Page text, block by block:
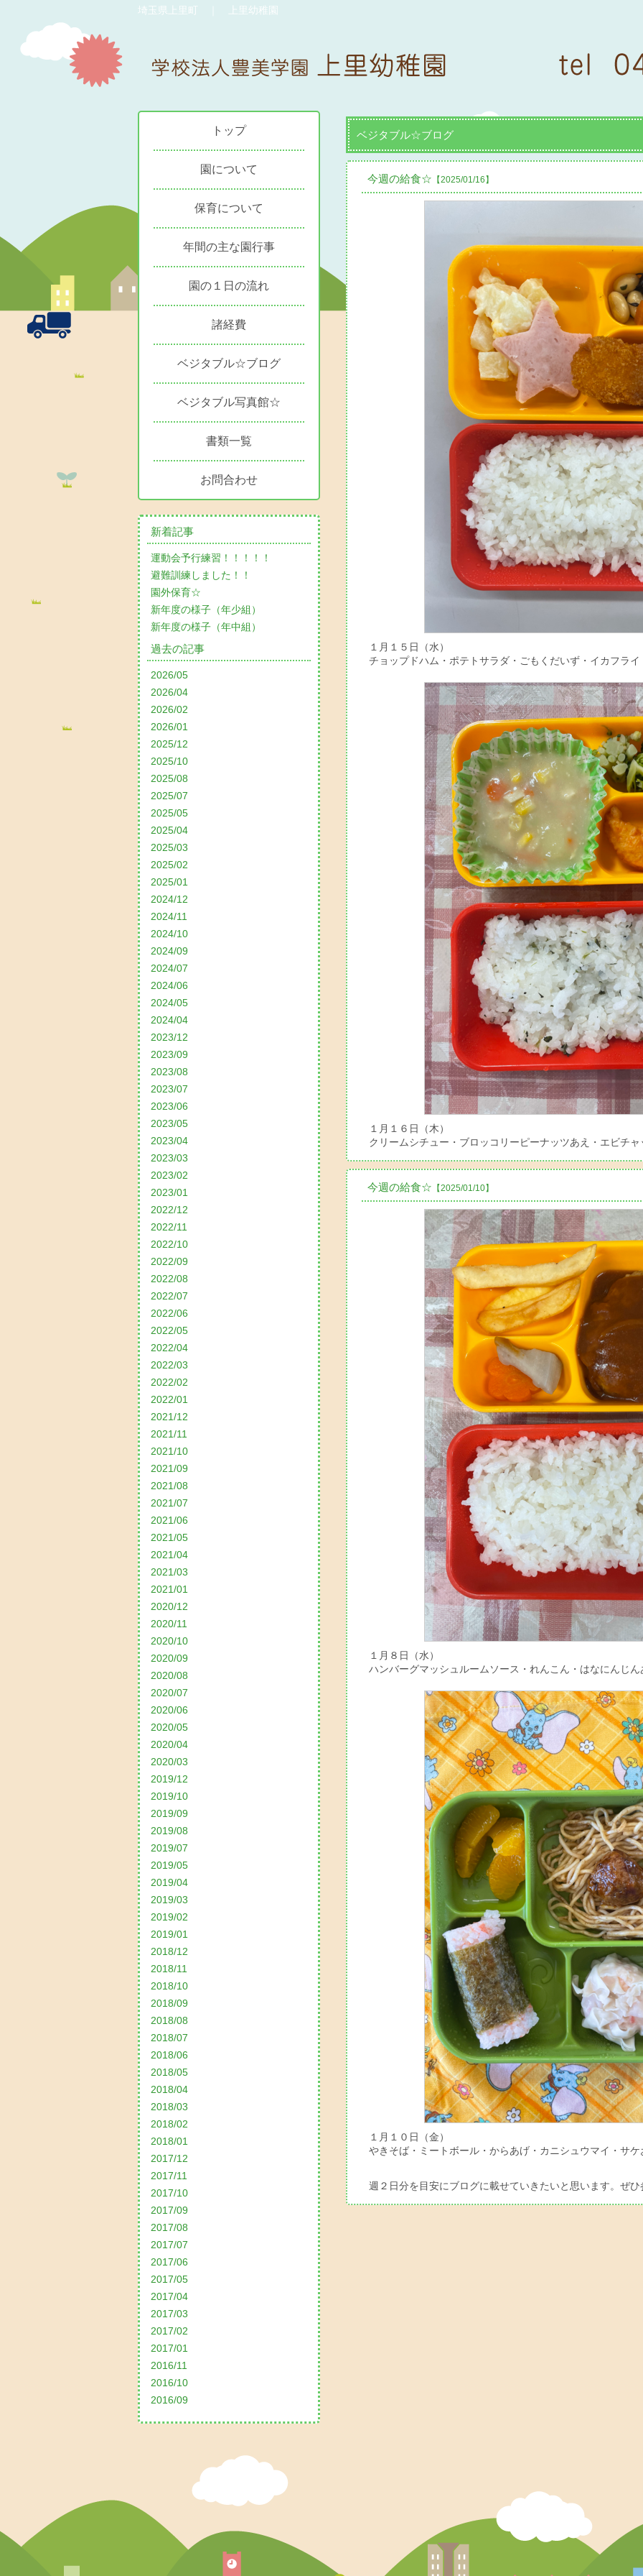
埼玉県上里町 ｜ 上里幼稚園
トップ
園について
保育について
年間の主な園行事
園の１日の流れ
諸経費
ベジタブル☆ブログ
ベジタブル写真館☆
書類一覧
お問合わせ
新着記事
運動会予行練習！！！！！
避難訓練しました！！
園外保育☆
新年度の様子（年少組）
新年度の様子（年中組）
過去の記事
2026/05
2026/04
2026/02
2026/01
2025/12
2025/10
2025/08
2025/07
2025/05
2025/04
2025/03
2025/02
2025/01
2024/12
2024/11
2024/10
2024/09
2024/07
2024/06
2024/05
2024/04
2023/12
2023/09
2023/08
2023/07
2023/06
2023/05
2023/04
2023/03
2023/02
2023/01
2022/12
2022/11
2022/10
2022/09
2022/08
2022/07
2022/06
2022/05
2022/04
2022/03
2022/02
2022/01
2021/12
2021/11
2021/10
2021/09
2021/08
2021/07
2021/06
2021/05
2021/04
2021/03
2021/01
2020/12
2020/11
2020/10
2020/09
2020/08
2020/07
2020/06
2020/05
2020/04
2020/03
2019/12
2019/10
2019/09
2019/08
2019/07
2019/05
2019/04
2019/03
2019/02
2019/01
2018/12
2018/11
2018/10
2018/09
2018/08
2018/07
2018/06
2018/05
2018/04
2018/03
2018/02
2018/01
2017/12
2017/11
2017/10
2017/09
2017/08
2017/07
2017/06
2017/05
2017/04
2017/03
2017/02
2017/01
2016/11
2016/10
2016/09
ベジタブル☆ブログ
今週の給食☆ 【2025/01/16】
１月１５日（水）
チョップドハム・ポテトサラダ・ごもくだいず・イカフライ
１月１６日（木）
クリームシチュー・ブロッコリーピーナッツあえ・エビチ
今週の給食☆ 【2025/01/10】
１月８日（水）
ハンバーグマッシュルームソース・れんこん・はなにんじ
１月１０日（金）
やきそば・ミートボール・からあげ・カニシュウマイ・サ
週２日分を目安にブログに載せていきたいと思います。ぜ